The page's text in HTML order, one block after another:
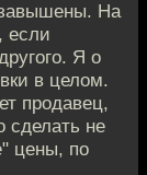
На
если
Я о
в целом.
продавец,
сделать не
цены, по